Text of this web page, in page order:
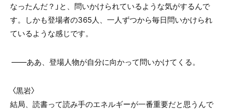
なったんだ？」と、問いかけられているような気がするんで
す。しかも登場者の365人、一人ずつから毎日問いかけられ
ているような感じです。
――ああ、登場人物が自分に向かって問いかけてくる。
〈黒岩〉
結局、読書って読み手のエネルギーが一番重要だと思うんで